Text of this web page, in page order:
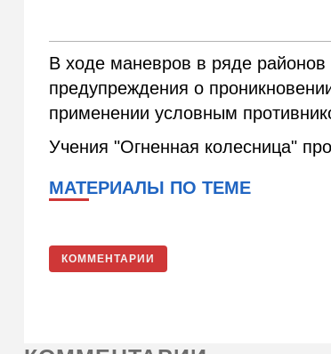
В ходе маневров в ряде районов
предупреждения о
применении условным
Учения "Огненная колесница"
МАТЕРИАЛЫ ПО ТЕМЕ
КОММЕНТАРИИ